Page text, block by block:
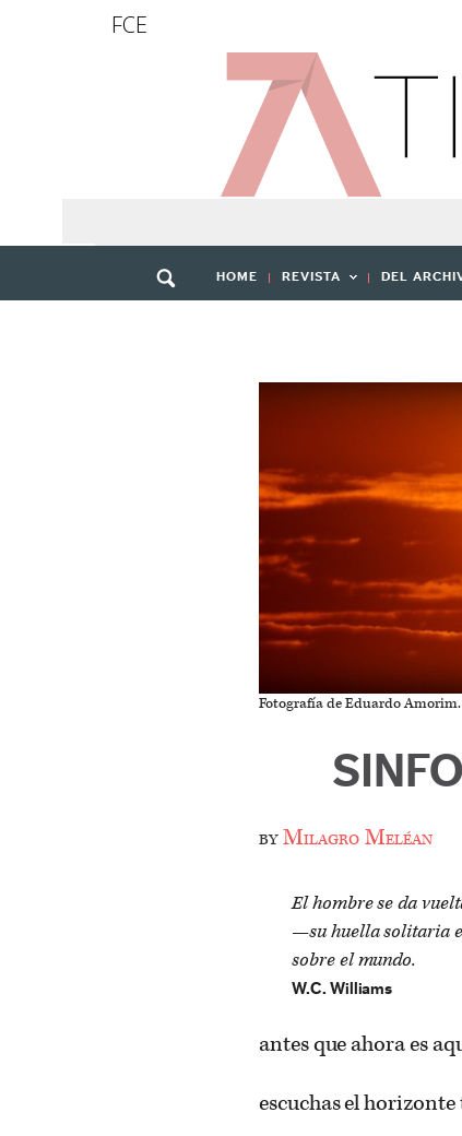
FCE
HOME REVISTA DEL
Fotografía de Eduardo Amorim.
byMilagro Meléan
El hombre se da
—su huella solitaria
sobre el mundo.
W.C. Williams
antes que ahora es
escuchas el